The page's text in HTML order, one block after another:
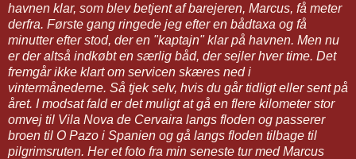
havnen klar, som blev betjent af barejeren, Marcus, få meter
derfra. Første gang ringede jeg efter en bådtaxa og få
minutter efter stod, der en "kaptajn" klar på havnen. Men nu
er der altså indkøbt en særlig båd, der sejler hver time. Det
fremgår ikke klart om servicen skæres ned i
vintermånederne. Så tjek selv, hvis du går tidligt eller sent på
året. I modsat fald er det muligt at gå en flere kilometer stor
omvej til Vila Nova de Cervaira langs floden og passerer
broen til O Pazo i Spanien og gå langs floden tilbage til
pilgrimsruten. Her et foto fra min seneste tur med Marcus